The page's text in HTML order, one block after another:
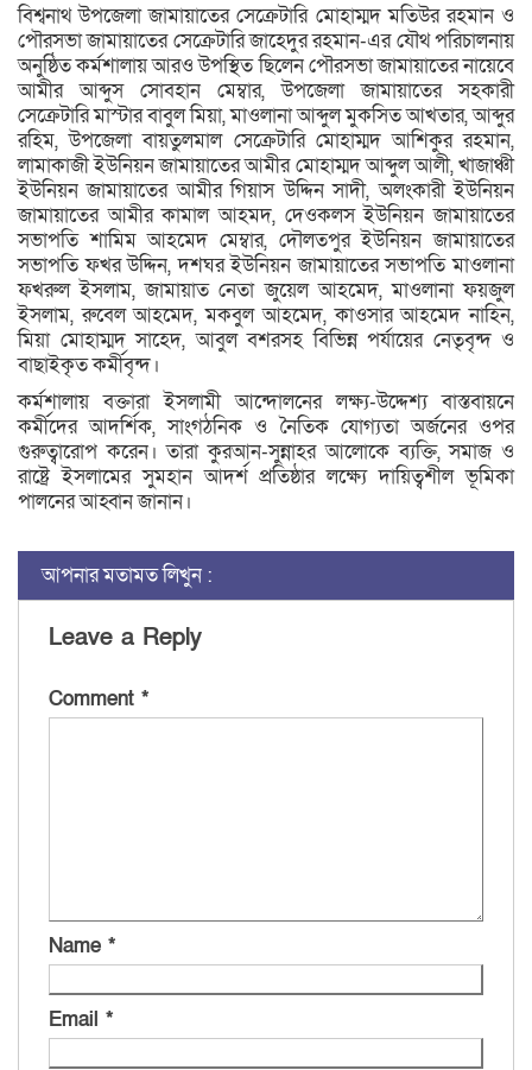
বিশ্বনাথ উপজেলা জামায়াতের সেক্রেটারি মোহাম্মদ মতিউর রহমান ও
পৌরসভা জামায়াতের সেক্রেটারি জাহেদুর রহমান-এর যৌথ পরিচালনায়
অনুষ্ঠিত কর্মশালায় আরও উপস্থিত ছিলেন পৌরসভা জামায়াতের নায়েবে
আমীর আব্দুস সোবহান মেম্বার, উপজেলা জামায়াতের সহকারী
সেক্রেটারি মাস্টার বাবুল মিয়া, মাওলানা আব্দুল মুকসিত আখতার, আব্দুর
রহিম, উপজেলা বায়তুলমাল সেক্রেটারি মোহাম্মদ আশিকুর রহমান,
লামাকাজী ইউনিয়ন জামায়াতের আমীর মোহাম্মদ আব্দুল আলী, খাজাঞ্চী
ইউনিয়ন জামায়াতের আমীর গিয়াস উদ্দিন সাদী, অলংকারী ইউনিয়ন
জামায়াতের আমীর কামাল আহমদ, দেওকলস ইউনিয়ন জামায়াতের
সভাপতি শামিম আহমেদ মেম্বার, দৌলতপুর ইউনিয়ন জামায়াতের
সভাপতি ফখর উদ্দিন, দশঘর ইউনিয়ন জামায়াতের সভাপতি মাওলানা
ফখরুল ইসলাম, জামায়াত নেতা জুয়েল আহমেদ, মাওলানা ফয়জুল
ইসলাম, রুবেল আহমেদ, মকবুল আহমেদ, কাওসার আহমেদ নাহিন,
মিয়া মোহাম্মদ সাহেদ, আবুল বশরসহ বিভিন্ন পর্যায়ের নেতৃবৃন্দ ও
বাছাইকৃত কর্মীবৃন্দ।
কর্মশালায় বক্তারা ইসলামী আন্দোলনের লক্ষ্য-উদ্দেশ্য বাস্তবায়নে
কর্মীদের আদর্শিক, সাংগঠনিক ও নৈতিক যোগ্যতা অর্জনের ওপর
গুরুত্বারোপ করেন। তারা কুরআন-সুন্নাহর আলোকে ব্যক্তি, সমাজ ও
রাষ্ট্রে ইসলামের সুমহান আদর্শ প্রতিষ্ঠার লক্ষ্যে দায়িত্বশীল ভূমিকা
পালনের আহ্বান জানান।
আপনার মতামত লিখুন :
Leave a Reply
Comment *
Name *
Email *